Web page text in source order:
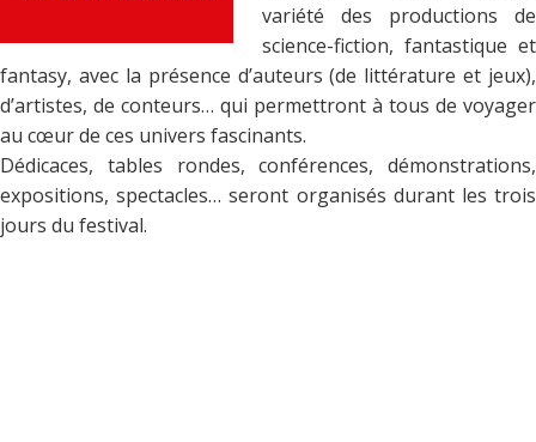
variété des productions de
science-fiction, fantastique et
fantasy, avec la présence d’auteurs (de littérature et jeux),
d’artistes, de conteurs… qui permettront à tous de voyager
au cœur de ces univers fascinants.
Dédicaces, tables rondes, conférences, démonstrations,
expositions, spectacles… seront organisés durant les trois
jours du festival.